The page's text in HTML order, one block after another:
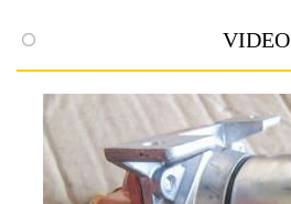
VIDEO